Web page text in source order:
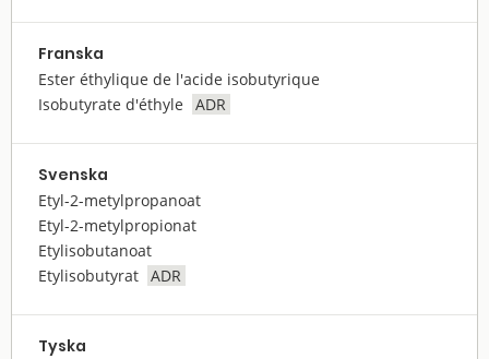
Franska
Ester éthylique de l'acide isobutyrique
Isobutyrate d'éthyle
ADR
Svenska
Etyl-2-metylpropanoat
Etyl-2-metylpropionat
Etylisobutanoat
Etylisobutyrat ADR
Tyska